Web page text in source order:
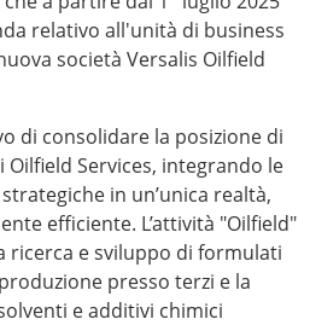
relativo all'unità di business
società Versalis Oilfield
di consolidare la posizione di
Services, integrando le
in un’unica realtà,
efficiente. L’attività "Oilfield"
ricerca e sviluppo di formulati
presso terzi e la
e additivi chimici